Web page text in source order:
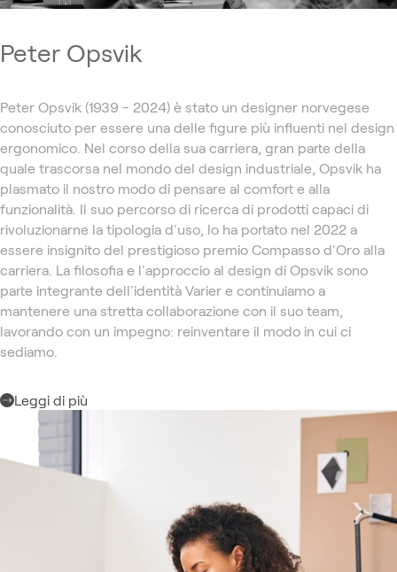
Peter Opsvik
Peter Opsvik (1939 - 2024) è stato un designer norvegese
conosciuto per essere una delle figure più influenti nel design
ergonomico. Nel corso della sua carriera, gran parte della
quale trascorsa nel mondo del design industriale, Opsvik ha
plasmato il nostro modo di pensare al comfort e alla
funzionalità. Il suo percorso di ricerca di prodotti capaci di
rivoluzionarne la tipologia d'uso, lo ha portato nel 2022 a
essere insignito del prestigioso premio Compasso d'Oro alla
carriera. La filosofia e l'approccio al design di Opsvik sono
parte integrante dell'identità Varier e continuiamo a
mantenere una stretta collaborazione con il suo team,
lavorando con un impegno: reinventare il modo in cui ci
sediamo.
Leggi di più